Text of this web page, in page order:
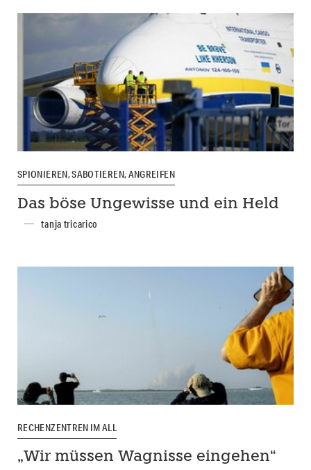
SPIONIEREN, SABOTIEREN, ANGREIFEN
Das böse Ungewisse und ein Held
tanja tricarico
RECHENZENTREN IM ALL
„Wir müssen Wagnisse eingehen“